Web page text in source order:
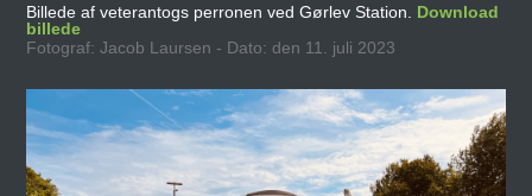
Billede af veterantogs perronen ved Gørlev Station. Download
billede
Fotograf: Jacob Laursen - Dato: den 11. juli 2023